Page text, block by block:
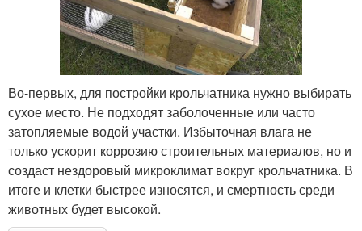
Во-первых, для постройки крольчатника нужно выбирать
сухое место. Не подходят заболоченные или часто
затопляемые водой участки. Избыточная влага не
только ускорит коррозию строительных материалов, но и
создаст нездоровый микроклимат вокруг крольчатника. В
итоге и клетки быстрее износятся, и смертность среди
животных будет высокой.